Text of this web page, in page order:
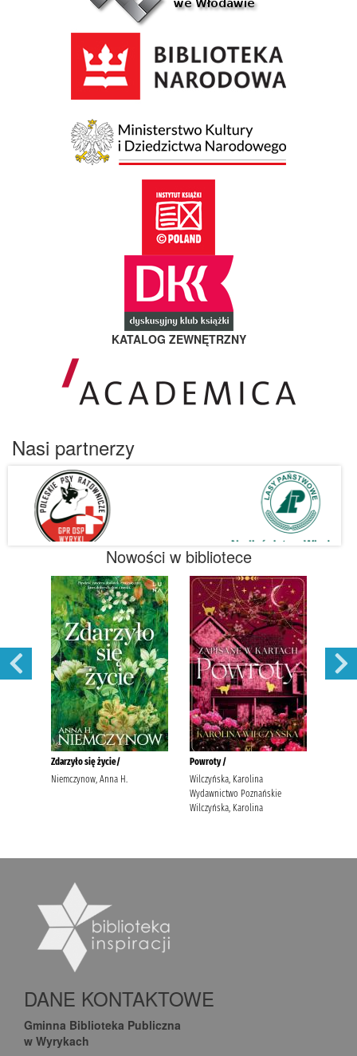
KATALOG ZEWNĘTRZNY
Nasi partnerzy
Nowości w bibliotece
DANE KONTAKTOWE
Gminna Biblioteka Publiczna
w Wyrykach